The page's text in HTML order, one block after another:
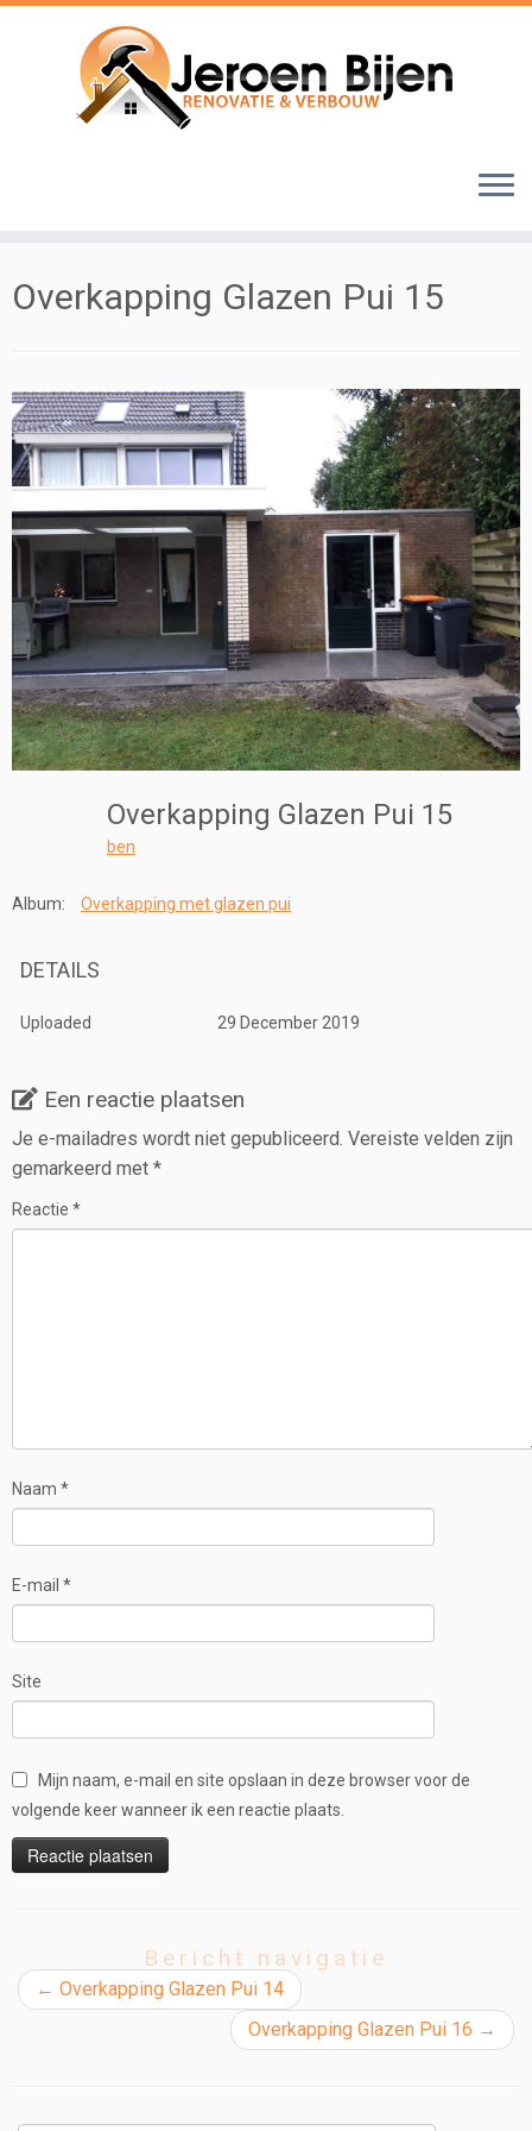
Ga
Overkapping Glazen Pui 15
Overkapping Glazen Pui 15
ben
Album: Overkapping met glazen pui
DETAILS
Uploaded 29 December 2019
Een reactie plaatsen
Je e-mailadres wordt niet gepubliceerd. Vereiste velden zijn
gemarkeerd met *
Reactie *
Naam *
E-mail *
Site
Mijn naam, e-mail en site opslaan in deze browser voor de
volgende keer wanneer ik een reactie plaats.
Bericht navigatie
← Overkapping Glazen Pui 14
Overkapping Glazen Pui 16 →